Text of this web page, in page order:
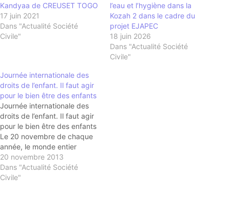
Kandyaa de CREUSET TOGO
17 juin 2021
Dans "Actualité Société
Civile"
l’eau et l’hygiène dans la
Kozah 2 dans le cadre du
projet EJAPEC
18 juin 2026
Dans "Actualité Société
Civile"
Journée internationale des
droits de l’enfant. Il faut agir
pour le bien être des enfants
Journée internationale des
droits de l’enfant. Il faut agir
pour le bien être des enfants
Le 20 novembre de chaque
année, le monde entier
célèbre la journée
internationale des droits de
l’enfant. Le 20 novembre est
20 novembre 2013
Dans "Actualité Société
Civile"